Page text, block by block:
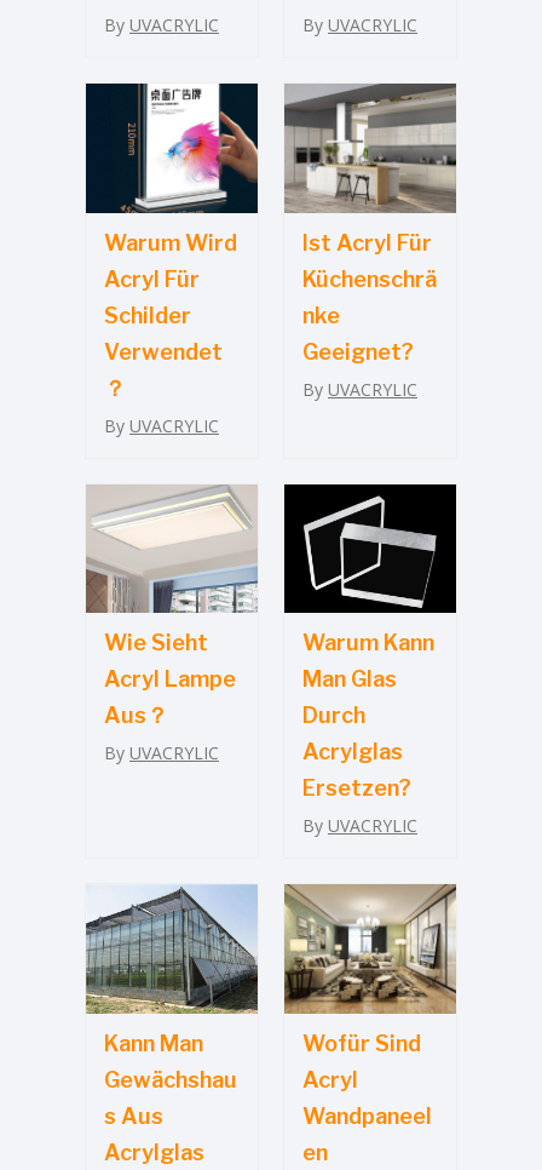
By UVACRYLIC By UVACRYLIC
Warum Wird
Acryl Für
Schilder
Verwendet
？
By UVACRYLIC
Ist Acryl Für
Küchenschrä
Nke
Geeignet?
By UVACRYLIC
Wie Sieht
Acryl Lampe
Aus？
By UVACRYLIC
Warum Kann
Man Glas
Durch
Acrylglas
Ersetzen?
By UVACRYLIC
Kann Man
Gewächshau
S Aus
Acrylglas
Wofür Sind
Acryl
Wandpaneel
En